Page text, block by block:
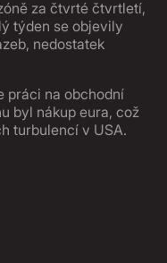
za čtvrté čtvrtletí,
týden se objevily
nedostatek
práci na obchodní
byl nákup eura, což
turbulencí v USA.